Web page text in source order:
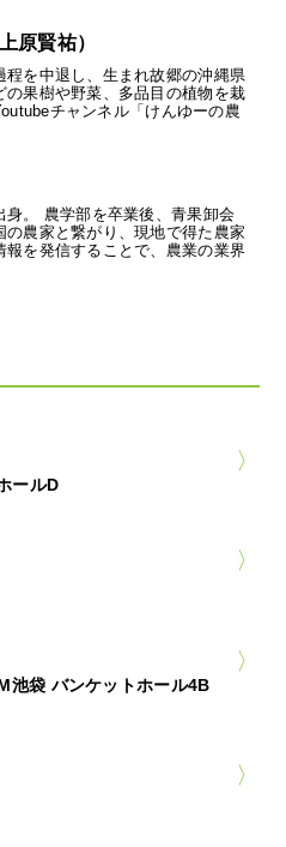
原賢祐）
程を中退し、生まれ故郷の沖縄県
の果樹や野菜、多品目の植物を栽
チャンネル「けんゆーの農
身。 農学部を卒業後、青果卸会
の農家と繋がり、現地で得た農家
報を発信することで、農業の業界
ールD
池袋 バンケットホール4B